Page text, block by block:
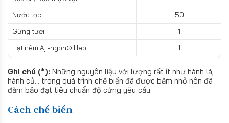
Nước lọc
50
Gừng tươi
1
Hạt nêm Aji-ngon® Heo
1
Ghi chú (*): Những nguyên liệu với lượng rất ít như hành lá,
hành củ... trong quá trình chế biến đã được băm nhỏ nên đã
đảm bảo đạt tiêu chuẩn độ cứng yêu cầu.
Cách chế biến